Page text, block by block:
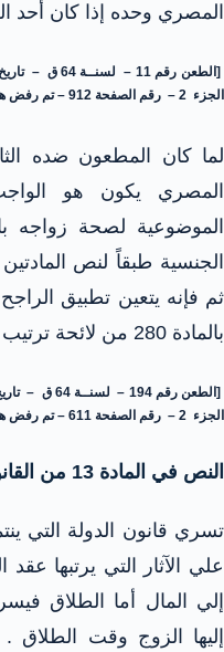
المصري وحده إذا كان أحد
الجزء 2 – رقم الصفحة 912 – تم رفض هذا الطعن
لما كان المطعون ضده
المصري يكون هو
الموضوعية لصحة زواجه
ثم فإنه يتعين تطبيق
بالمادة 280 من لائحة ترتيب المحاكم الشرعية.
الجزء 2 – رقم الصفحة 611 – تم رفض هذا الطعن]
النص في المادة 13 من القانون المدني علي أن :
تسري قانون الدولة التي
علي الآثار التي يرتبها
إلي المال
أما الطلاق
إليها الزوج وقت